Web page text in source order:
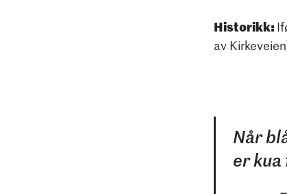
Historikk:
av
Når
er